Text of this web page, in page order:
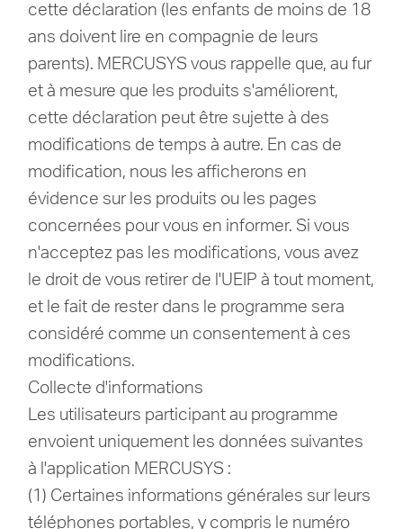
Français
cette déclaration (les enfants de moins de 18
ans doivent lire en compagnie de leurs
parents). MERCUSYS vous rappelle que, au fur
et à mesure que les produits s'améliorent,
cette déclaration peut être sujette à des
modifications de temps à autre. En cas de
modification, nous les afficherons en
évidence sur les produits ou les pages
concernées pour vous en informer. Si vous
n'acceptez pas les modifications, vous avez
le droit de vous retirer de l'UEIP à tout moment,
et le fait de rester dans le programme sera
considéré comme un consentement à ces
modifications.
Collecte d'informations
Les utilisateurs participant au programme
envoient uniquement les données suivantes
à l'application MERCUSYS :
(1) Certaines informations générales sur leurs
téléphones portables, y compris le numéro